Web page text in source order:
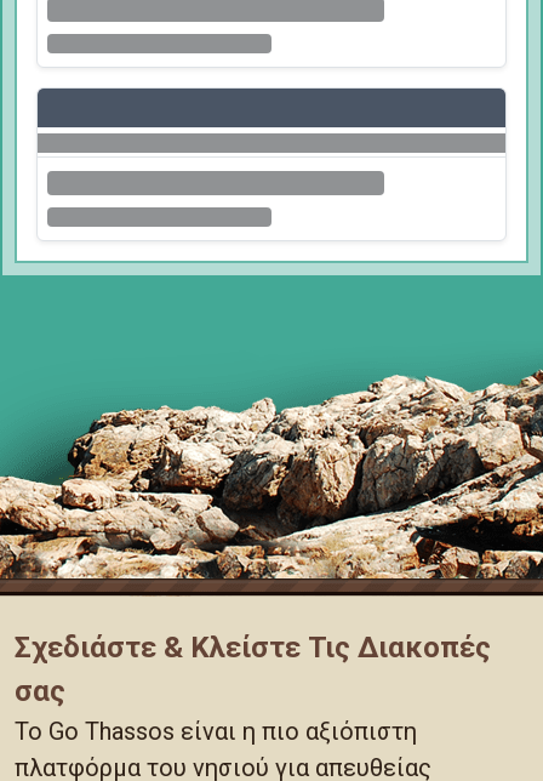
Σχεδιάστε & Κλείστε Τις Διακοπές
σας
Το Go Thassos είναι η πιο αξιόπιστη
πλατφόρμα του νησιού για απευθείας